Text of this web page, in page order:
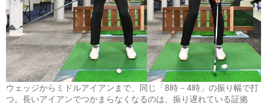
ウェッジからミドルアイアンまで、同じ「8時－4時」の振り幅で打
つ。長いアイアンでつかまらなくなるのは、振り遅れている証拠